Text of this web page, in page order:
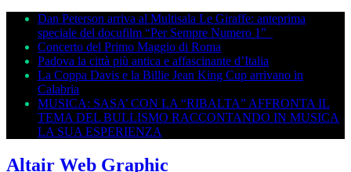
Dan Peterson arriva al Multisala Le Giraffe: anteprima
speciale del docufilm “Per Sempre Numero 1”
Concerto del Primo Maggio di Roma
Padova la città più antica e affascinante d’Italia
La Coppa Davis e la Billie Jean King Cup arrivano in
Calabria
MUSICA: SASA’ CON LA “RIBALTA” AFFRONTA IL
TEMA DEL BULLISMO RACCONTANDO IN MUSICA
LA SUA ESPERIENZA
Altair Web Graphic